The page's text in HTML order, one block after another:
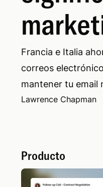
Francia e Italia
correos
mantener tu email
Lawrence Chapman
Producto